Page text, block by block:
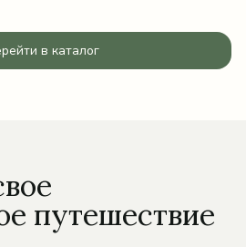
в каталог
путешествие